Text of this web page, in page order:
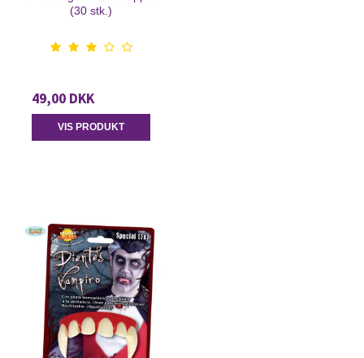
(30 stk.)
49,00 DKK
VIS PRODUKT